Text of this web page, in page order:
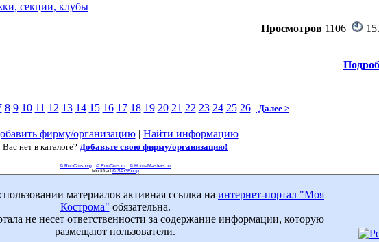
секции, клубы
Просмотров1106
8 9 10 11 12 13 14 15 16 17 18 19 20 21 22 23 24 25 26 Далее >
фирму/организацию| Найти информацию
Вас нет в каталоге? Добавьте свою фирму/организацию!
© RunCms.org © RunCms.ru
© HomeMasters.ru
Modified © SPGRoup
материалов активная ссылка на интернет-портал "Моя
Кострома" обязательна.
не несет ответственности за содержание информации, которую
размещают пользователи.